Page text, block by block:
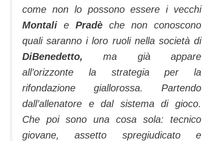
come non lo possono essere i vecchi
Montali e Pradè che non conoscono
quali saranno i loro ruoli nella società di
DiBenedetto, ma già appare
all’orizzonte la strategia per la
rifondazione giallorossa. Partendo
dall’allenatore e dal sistema di gioco.
Che poi sono una cosa sola: tecnico
giovane, assetto spregiudicato e